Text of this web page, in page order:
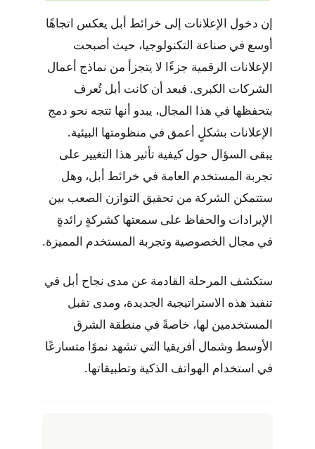
إن دخول الإعلانات إلى خرائط أبل يعكس اتجاهًا
أوسع في صناعة التكنولوجيا، حيث أصبحت
الإعلانات الرقمية جزءًا لا يتجزأ من نماذج أعمال
الشركات الكبرى. فبعد أن كانت أبل تُعرف
بتحفظها في هذا المجال، يبدو أنها تتجه نحو دمج
الإعلانات بشكلٍ أعمق في منظومتها البيئية.
يبقى السؤال حول كيفية تأثير هذا التغيير على
تجربة المستخدم العامة في خرائط أبل، وهل
ستتمكن الشركة من تحقيق التوازن الصعب بين
الإيرادات والحفاظ على سمعتها كشركةٍ رائدةٍ
في مجال الخصوصية وتجربة المستخدم المميزة.
ستكشف المرحلة القادمة عن مدى نجاح أبل في
تنفيذ هذه الاستراتيجية الجديدة، ومدى تقبل
المستخدمين لها، خاصةً في منطقة الشرق
الأوسط وشمال أفريقيا التي تشهد نموًا متسارعًا
في استخدام الهواتف الذكية وتطبيقاتها.